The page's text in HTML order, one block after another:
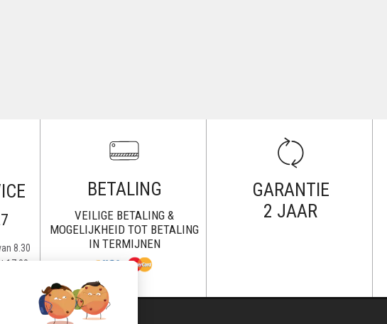
8.30
17.00
BETALING
VEILIGE BETALING &
MOGELIJKHEID TOT BETALING
IN TERMIJNEN
GARANTIE
2 JAAR